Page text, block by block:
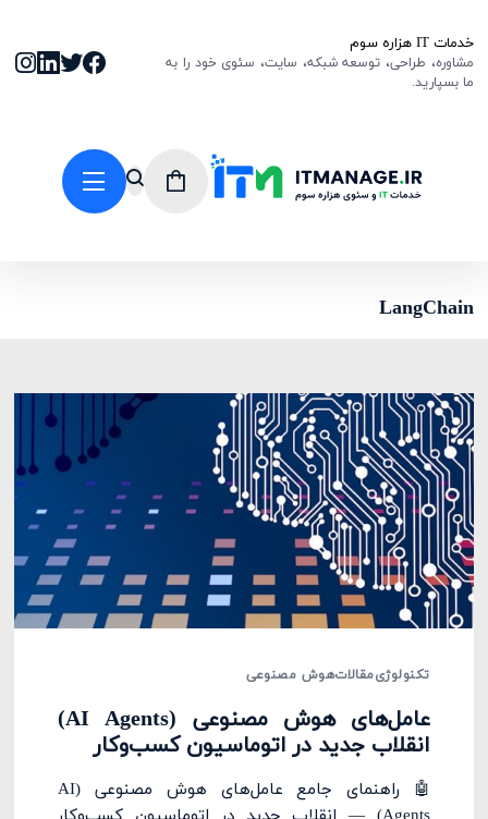
خدمات IT هزاره سوم
مشاوره، طراحی، توسعه شبکه، سایت، سئوی خود را به
ما بسپارید.
LangChain
تکنولوژیمقالاتهوش مصنوعی
عامل‌های هوش مصنوعی (AI Agents)
انقلاب جدید در اتوماسیون کسب‌وکار
🤖 راهنمای جامع عامل‌های هوش مصنوعی (AI